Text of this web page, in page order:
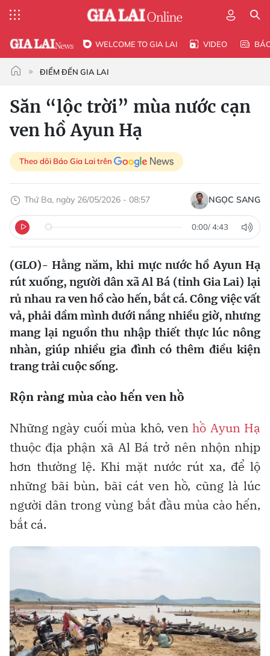
WELCOME TO GIA LAI VIDEO
ĐIỂM ĐẾN GIA LAI
Săn “lộc trời” mùa nước cạn
ven hồ Ayun Hạ
Theo dõi Báo Gia Lai trên
Thứ Ba, ngày 26/05/2026 - 08:57 NGỌC SANG
0:00/4:43
(GLO)- Hằng năm, khi mực nước hồ Ayun Hạ
rút xuống, người dân xã Al Bá (tỉnh Gia Lai) lại
rủ nhau ra ven hồ cào hến, bắt cá. Công việc vất
vả, phải dầm mình dưới nắng nhiều giờ, nhưng
mang lại nguồn thu nhập thiết thực lúc nông
nhàn, giúp nhiều gia đình có thêm điều kiện
trang trải cuộc sống.
Rộn ràng mùa cào hến ven hồ
Những ngày cuối mùa khô, venhồ Ayun Hạ
thuộc địa phận xã Al Bá trở nên nhộn nhịp
hơn thường lệ. Khi mặt nước rút xa, để lộ
những bãi bùn, bãi cát ven hồ, cũng là lúc
người dân trong vùng bắt đầu mùa cào hến,
bắt cá.